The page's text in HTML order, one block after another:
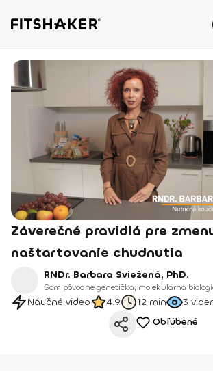
Záverečné pravidlá pre
naštartovanie chudnutia
RNDr. Barbara Sviežená, PhD.
Náučné video 4.9 12 min 3
Obľúbené